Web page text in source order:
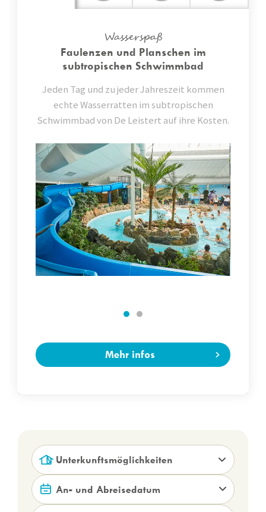
Wasserspaß
Faulenzen und Planschen im
subtropischen Schwimmbad
Jeden Tag und zu jeder Jahreszeit kommen
echte Wasserratten im subtropischen
Schwimmbad von De Leistert auf ihre Kosten.
Mehr infos
Unterkunftsmöglichkeiten